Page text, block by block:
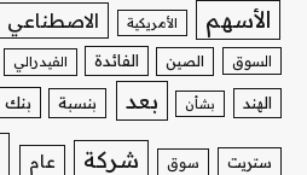
الأسهم الأمريكية الاصطناعي
السوق الصين الفائدة الفيدرالي
الهند بشأن بعد بنسبة بنك
ستريت سوق شركة عام